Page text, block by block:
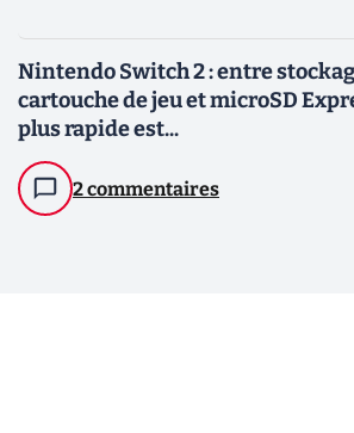
Nintendo Switch 2 : entre
cartouche de jeu et microSD
plus rapide est...
2 commentaires